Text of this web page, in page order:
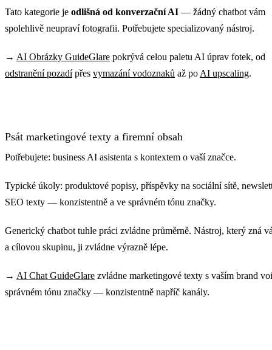
Tato kategorie je odlišná od konverzační AI — žádný chatbot vám
spolehlivě neupraví fotografii. Potřebujete specializovaný nástroj.
→ AI Obrázky GuideGlare pokrývá celou paletu AI úprav fotek, od
odstranění pozadípřes vymazání vodoznaků až po AI upscaling.
Psát marketingové texty a firemní obsah
Potřebujete: business AI asistenta s kontextem o vaší značce.
Typické úkoly: produktové popisy, příspěvky na sociální sítě,
SEO texty — konzistentně a ve správném tónu značky.
Generický chatbot tuhle práci zvládne průměrně. Nástroj, který zná
a cílovou skupinu, ji zvládne výrazně lépe.
→ AI Chat GuideGlare zvládne marketingové texty s vaším brand
správném tónu značky — konzistentně napříč kanály.